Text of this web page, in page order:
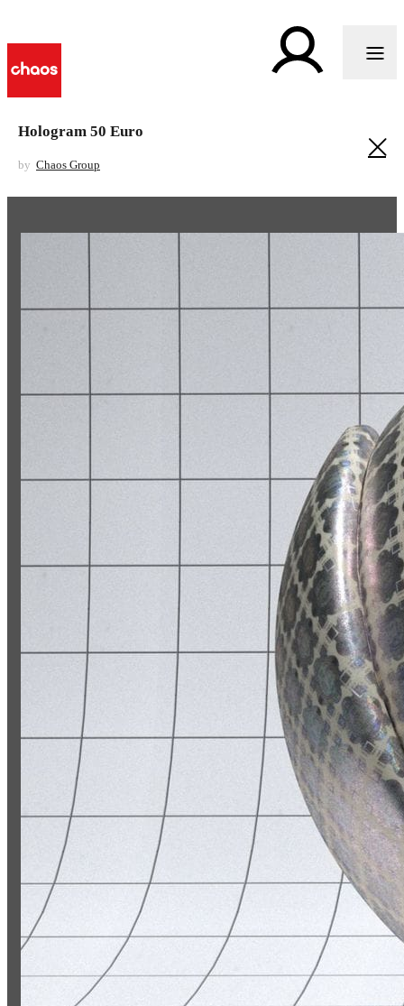
Hologram 50 Euro
by Chaos Group